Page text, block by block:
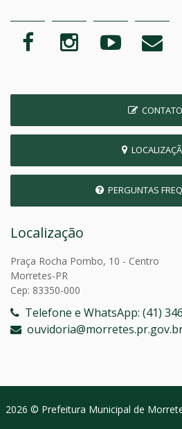
CONTATO
PERGUNTAS
Localização
Praça Rocha Pombo, 10 - Centro
Morretes-PR
Cep: 83350-000
Telefone e WhatsApp: (41)
2026 © Prefeitura Municipal de